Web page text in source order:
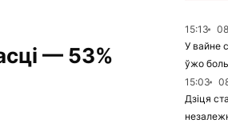
— 53%
15:13
У вайне
ўжо
15:03
Дзіця